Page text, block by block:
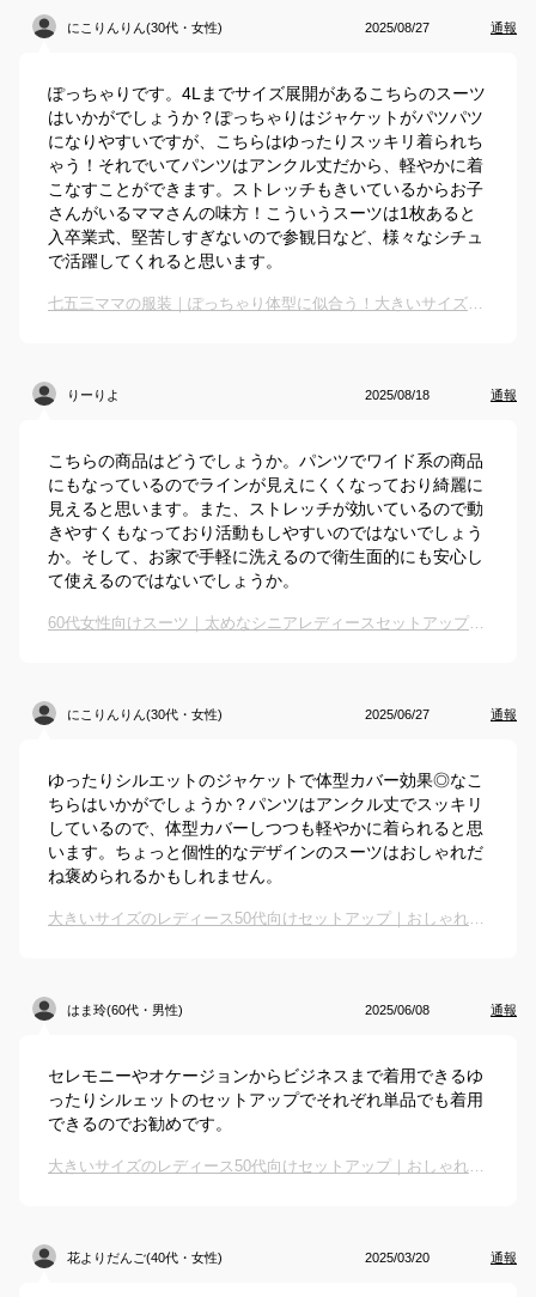
にこりんりん(30代・女性) 2025/08/27 通報
ぽっちゃりです。4Lまでサイズ展開があるこちらのスーツ
はいかがでしょうか？ぽっちゃりはジャケットがパツパツ
になりやすいですが、こちらはゆったりスッキリ着られち
ゃう！それでいてパンツはアンクル丈だから、軽やかに着
こなすことができます。ストレッチもきいているからお子
さんがいるママさんの味方！こういうスーツは1枚あると
入卒業式、堅苦しすぎないので参観日など、様々なシチュ
で活躍してくれると思います。
七五三ママの服装｜ぽっちゃり体型に似合う！大きいサイズのワンピースなどおしゃれな服のおすすめは？
りーりよ 2025/08/18 通報
こちらの商品はどうでしょうか。パンツでワイド系の商品
にもなっているのでラインが見えにくくなっており綺麗に
見えると思います。また、ストレッチが効いているので動
きやすくもなっており活動もしやすいのではないでしょう
か。そして、お家で手軽に洗えるので衛生面的にも安心し
て使えるのではないでしょうか。
60代女性向けスーツ｜太めなシニアレディースセットアップは？
にこりんりん(30代・女性) 2025/06/27 通報
ゆったりシルエットのジャケットで体型カバー効果◎なこ
ちらはいかがでしょうか？パンツはアンクル丈でスッキリ
しているので、体型カバーしつつも軽やかに着られると思
います。ちょっと個性的なデザインのスーツはおしゃれだ
ね褒められるかもしれません。
大きいサイズのレディース50代向けセットアップ｜おしゃれなスーツのおすすめは？
はま玲(60代・男性) 2025/06/08 通報
セレモニーやオケージョンからビジネスまで着用できるゆ
ったりシルェットのセットアップでそれぞれ単品でも着用
できるのでお勧めです。
大きいサイズのレディース50代向けセットアップ｜おしゃれなスーツのおすすめは？
花よりだんご(40代・女性) 2025/03/20 通報